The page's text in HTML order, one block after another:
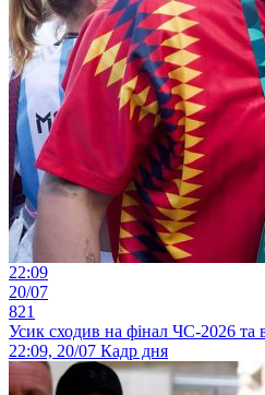
22:09
20/07
821
Усик сходив на фінал ЧС-2026 та
22:09, 20/07 Кадр дня